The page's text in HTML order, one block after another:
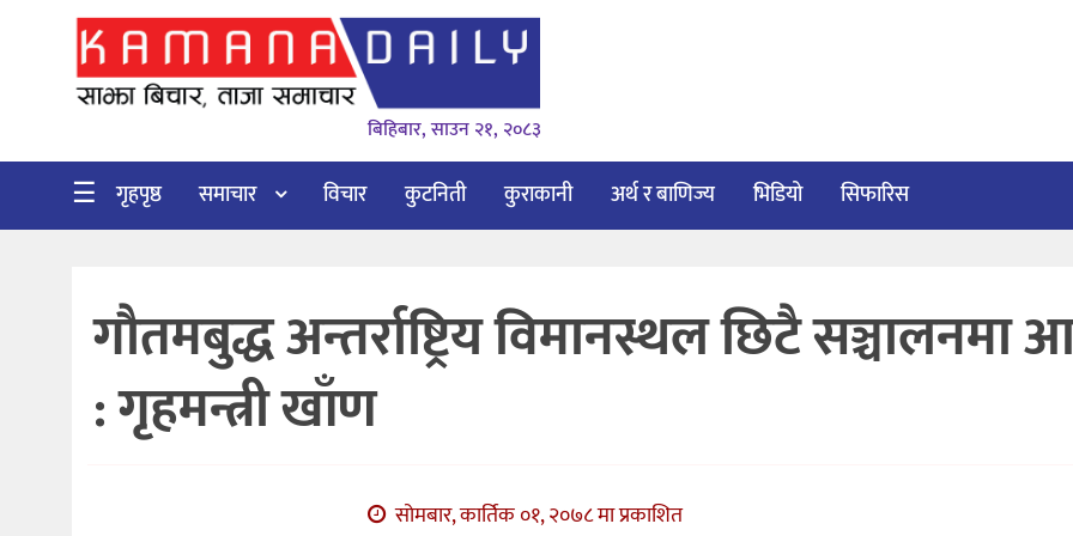
गृहपृष्ठ
विचार
कुटनिती
बाणिज्य
बिहिबार, साउन २१, २०८३
☰ गृहपृष्ठ समाचार विचार कुटनिती कुराकानी अर्थ र बाणिज्य भिडियो सिफारिस
गौतमबुद्ध अन्तर्राष्ट्रिय विमानस्थल छिटै
: गृहमन्त्री खाँण
सोमबार, कार्तिक ०१, २०७८ मा प्रकाशित